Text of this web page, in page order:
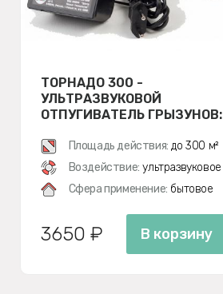
ТОРНАДО 300 -
УЛЬТРАЗВУКОВОЙ
ОТПУГИВАТЕЛЬ ГРЫЗУНОВ:
Площадь действия: до 300 м²
Воздействие: ультразвуковое
Сфера применение: бытовое
3650 ₽ В корзину